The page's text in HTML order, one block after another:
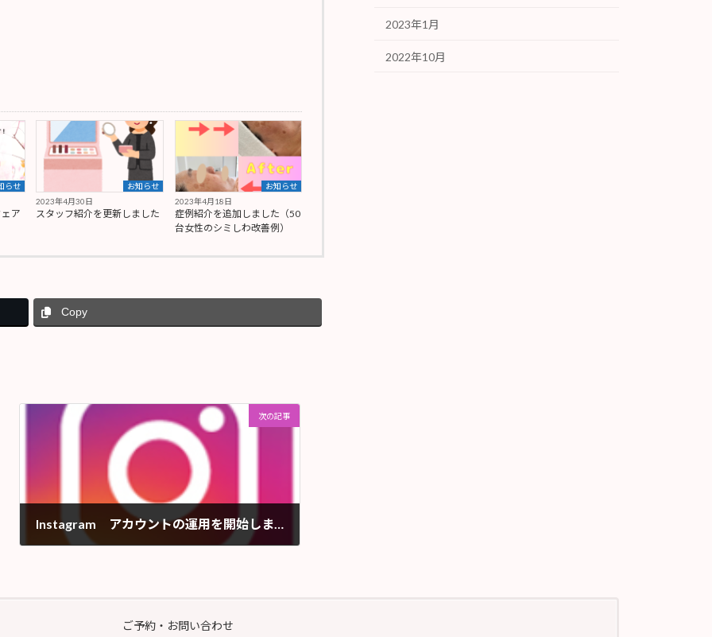
らせ
ア
お知らせ
2023年4月30日
スタッフ紹介を更新しました
お知らせ
2023年4月18日
症例紹介を追加しました（50
台女性のシミしわ改善例）
Copy
次の記事
Instagram アカウントの運用を開始しました！
2023年1月
2022年10月
ご予約・お問い合わせ